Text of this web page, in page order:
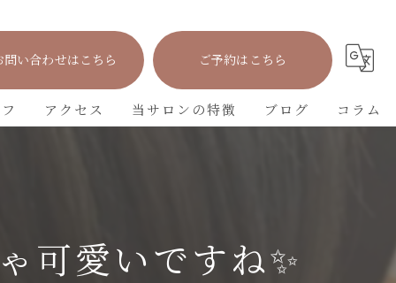
問い合わせはこちら ご予約はこちら
アクセス 当サロンの特徴
パーマ
ブログ コラム
可愛いですね✨